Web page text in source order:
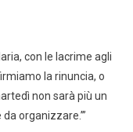
con le lacrime agli
la rinuncia, o
non sarà più un
organizzare.’”